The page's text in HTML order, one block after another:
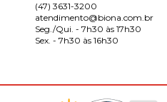
(47) 3631-3200
atendimento@biona.com.br
Seg./Qui. - 7h30 às 17h30
Sex. - 7h30 às 16h30